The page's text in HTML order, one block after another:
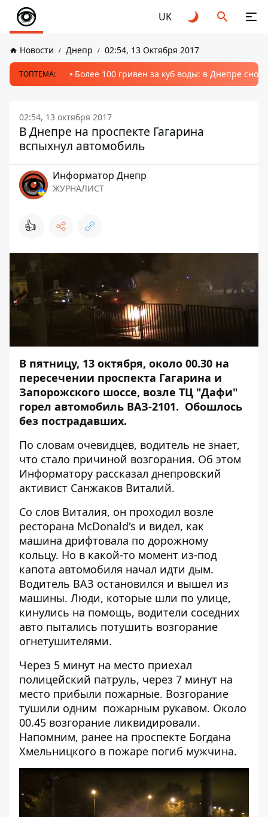
UK
Новости Днепр 02:54, 13 Октября 2017
ТОПТЕМА: Более 100 гривен за куб воды: в Днепре
02:54, 13 октября 2017
В Днепре на проспекте Гагарина
вспыхнул автомобиль
Информатор Днепр
ЖУРНАЛИСТ
👍
В пятницу, 13 октября, около 00.30 на
пересечении проспекта Гагарина и
Запорожского шоссе, возле ТЦ "Дафи"
горел автомобиль ВАЗ-2101. Обошлось
без пострадавших.
По словам очевидцев, водитель не знает,
что стало причиной возгорания. Об этом
Информатору рассказал днепровский
активист Санжаков Виталий.
Со слов Виталия, он проходил возле
ресторана McDonald's и видел, как
машина дрифтовала по дорожному
кольцу. Но в какой-то момент из-под
капота автомобиля начал идти дым.
Водитель ВАЗ остановился и вышел из
машины. Люди, которые шли по улице,
кинулись на помощь, водители соседних
авто пытались потушить возгорание
огнетушителями.
Через 5 минут на место приехал
полицейский патруль, через 7 минут на
место прибыли пожарные. Возгорание
тушили одним пожарным рукавом. Около
00.45 возгорание ликвидировали.
Напомним, ранее на проспекте Богдана
Хмельницкого в пожаре погиб мужчина.